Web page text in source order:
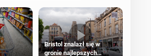
Bristol znalazł się w
gronie najlepszych